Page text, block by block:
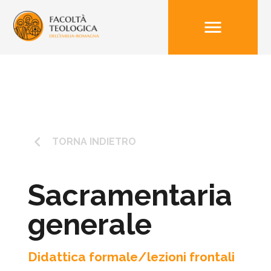
menu
keyboard_arrow_left TORNA INDIETRO
Sacramentaria
generale
Didattica formale/lezioni frontali